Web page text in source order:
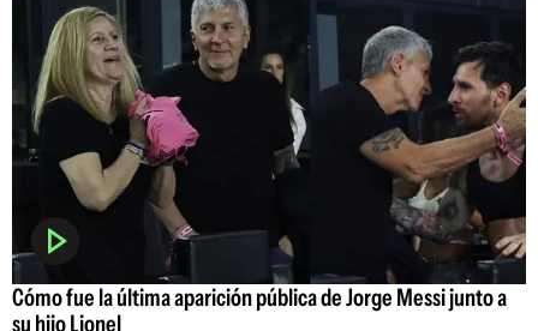
Cómo fue la última aparición pública de Jorge Messi junto a
su hijo Lionel